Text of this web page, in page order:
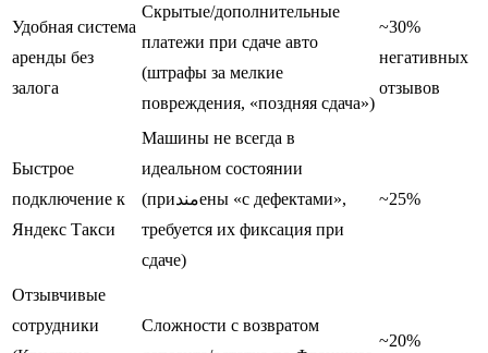
Удобная система
аренды без
залога
Скрытые/дополнительные
платежи при сдаче авто
(штрафы за мелкие
повреждения, «поздняя сдача»)
~30%
негативных
отзывов
Быстрое
подключение к
Яндекс Такси
Машины не всегда в
идеальном состоянии
(приمندены «с дефектами»,
требуется их фиксация при
сдаче)
~25%
Отзывчивые
сотрудники
Сложности с возвратом
~20%